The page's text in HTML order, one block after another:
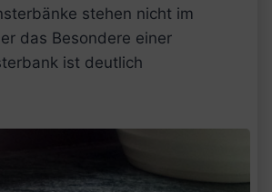
stehen nicht im
das Besondere einer
ist deutlich